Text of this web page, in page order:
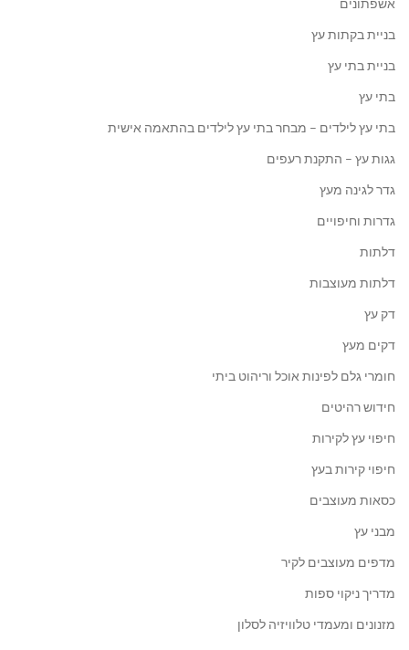
בניית בקתות עץ
בניית בתי עץ
בתי עץ
בתי עץ לילדים – מבחר בתי עץ לילדים בהתאמה אישית
גגות עץ – התקנת רעפים
גדר לגינה מעץ
גדרות וחיפויים
דלתות
דלתות מעוצבות
דק עץ
דקים מעץ
חומרי גלם לפינות אוכל וריהוט ביתי
חידוש רהיטים
חיפוי עץ לקירות
חיפוי קירות בעץ
כסאות מעוצבים
מבני עץ
מדפים מעוצבים לקיר
מדריך ניקוי ספות
מזנונים ומעמדי טלוויזיה לסלון